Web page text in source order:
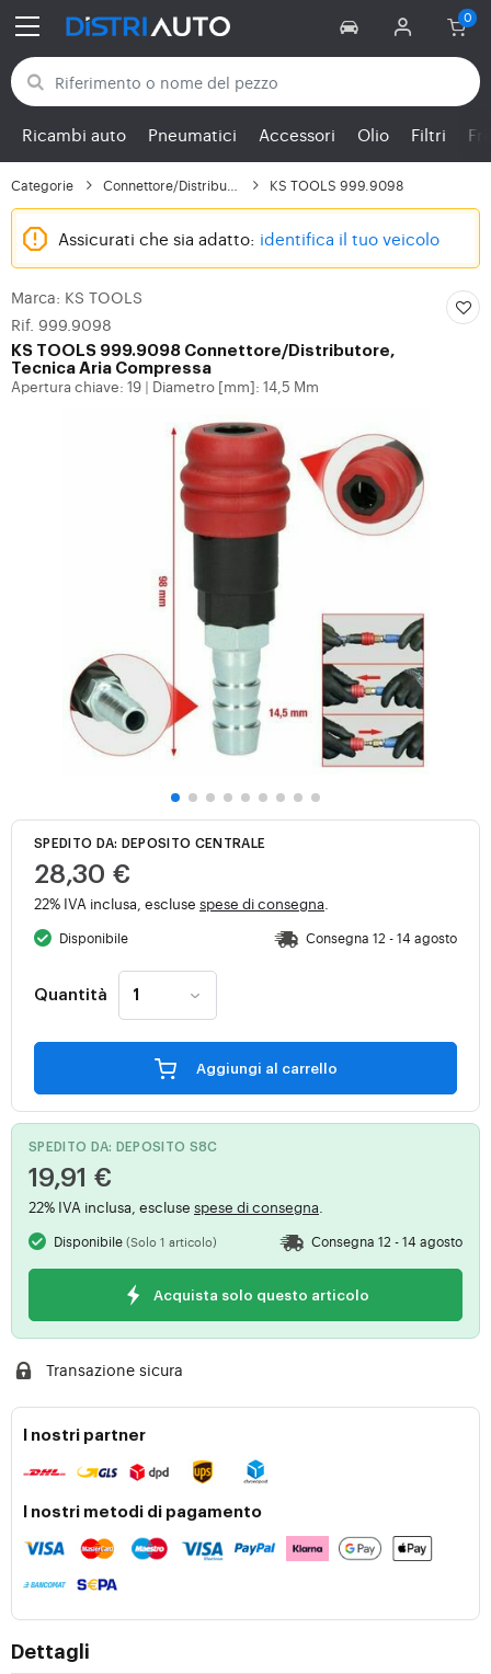
Torna alle categorie
Ricambi auto Pneumatici Accessori Olio Filtri
Categorie KS TOOLS 999.9098
Assicurati che sia adatto: identifica il tuo veicolo
Marca: KS TOOLS
Rif. 999.9098
KS TOOLS 999.9098 Connettore/Distributore,
Tecnica Aria Compressa
Apertura chiave: 19 Diametro [mm]: 14,5 Mm
SPEDITO DA: DEPOSITO CENTRALE
28,30 €
22% IVA inclusa, escluse spese di consegna
Disponibile Consegna 12 - 14 agosto
Quantità
Aggiungi al carrello
SPEDITO DA: DEPOSITO S8C
19,91 €
22% IVA inclusa, escluse spese di consegna
Disponibile(Solo 1 articolo) Consegna 12 - 14 agosto
Acquista solo questo articolo
Transazione sicura
I nostri partner
I nostri metodi di pagamento
Dettagli